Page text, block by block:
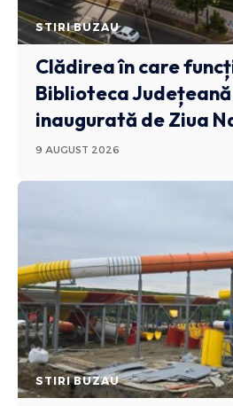
STIRI BUZAU
Clădirea în care
Biblioteca Județeană
inaugurată de Ziua
9 AUGUST 2026
STIRI BUZAU